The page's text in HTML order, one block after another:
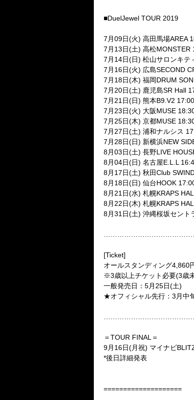
■DuelJewel TOUR 2019
7月09日(火) 高田馬場AREA
7月13日(土) 高松MONSTER
7月14日(日) 松山サロンキテ
7月16日(火) 広島SECOND
7月18日(木) 福岡DRUM
7月20日(土) 鹿児島SR Hall
7月21日(日) 熊本B9.V2
7月23日(火) 大阪MUSE
7月25日(木) 京都MUSE
7月27日(土) 浦和ナルシス
7月28日(日) 新横浜NEW
8月03日(土) 長野LIVE
8月04日(日) 名古屋E.L.L
8月17日(土) 秋田Club
8月18日(日) 仙台HOOK
8月21日(水) 札幌KRAPS
8月22日(木) 札幌KRAPS
8月31日(土) 沖縄桜坂セント
[Ticket]
オールスタンディング4,860
※3歳以上チケット必要(3歳
一般発売日：5月25日(土)
★オフィシャル先行：3月中
＝TOUR FINAL＝
9月16日(月祝) マイナビ
*後日詳細発表
====================